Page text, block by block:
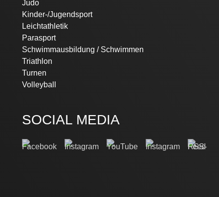
Judo
Kinder-/Jugendsport
Leichtathletik
Parasport
Schwimmausbildung / Schwimmen
Triathlon
Turnen
Volleyball
SOCIAL MEDIA